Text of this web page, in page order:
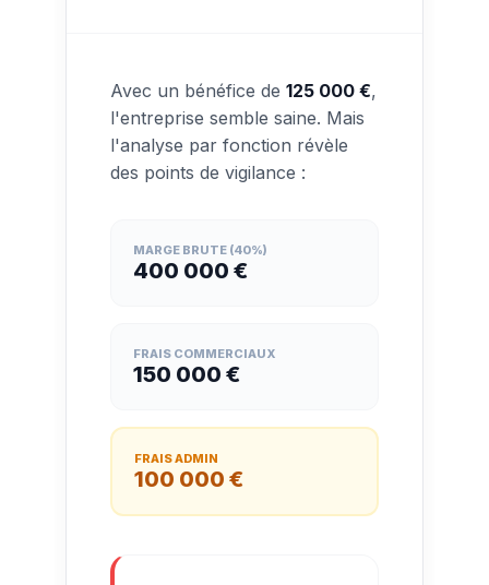
Avec un bénéfice de 125 000 €,
l'entreprise semble saine. Mais
l'analyse par fonction révèle
des points de vigilance :
MARGE BRUTE (40%)
400 000 €
FRAIS COMMERCIAUX
150 000 €
FRAIS ADMIN
100 000 €